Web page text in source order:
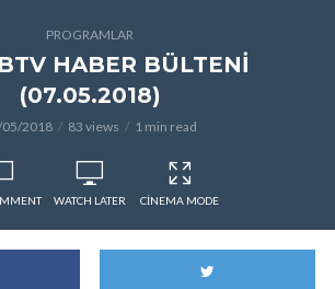
PROGRAMLAR
HABER BÜLTENİ
(07.05.2018)
2018 83 views 1 min read
WATCH LATER CINEMA MODE